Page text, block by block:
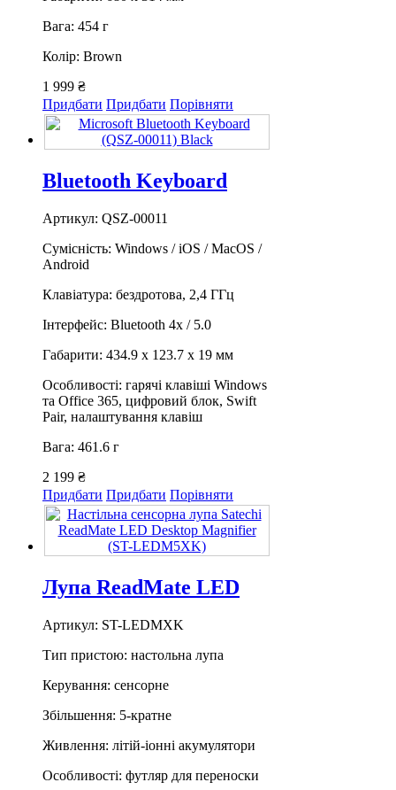
Вага: 454 г
Колір: Brown
1 999 ₴
Придбати Придбати Порівняти
Bluetooth Keyboard
Артикул: QSZ-00011
Сумісність: Windows / iOS / MacOS /
Android
Клавіатура: бездротова, 2,4 ГГц
Інтерфейс: Bluetooth 4x / 5.0
Габарити: 434.9 x 123.7 x 19 мм
Особливості: гарячі клавіші Windows
та Office 365, цифровий блок, Swift
Pair, налаштування клавіш
Вага: 461.6 г
2 199 ₴
Придбати Придбати Порівняти
Лупа ReadMate LED
Артикул: ST-LEDMXK
Тип пристою: настольна лупа
Керування: сенсорне
Збільшення: 5-кратне
Живлення: літій-іонні акумулятори
Особливості: футляр для переноски